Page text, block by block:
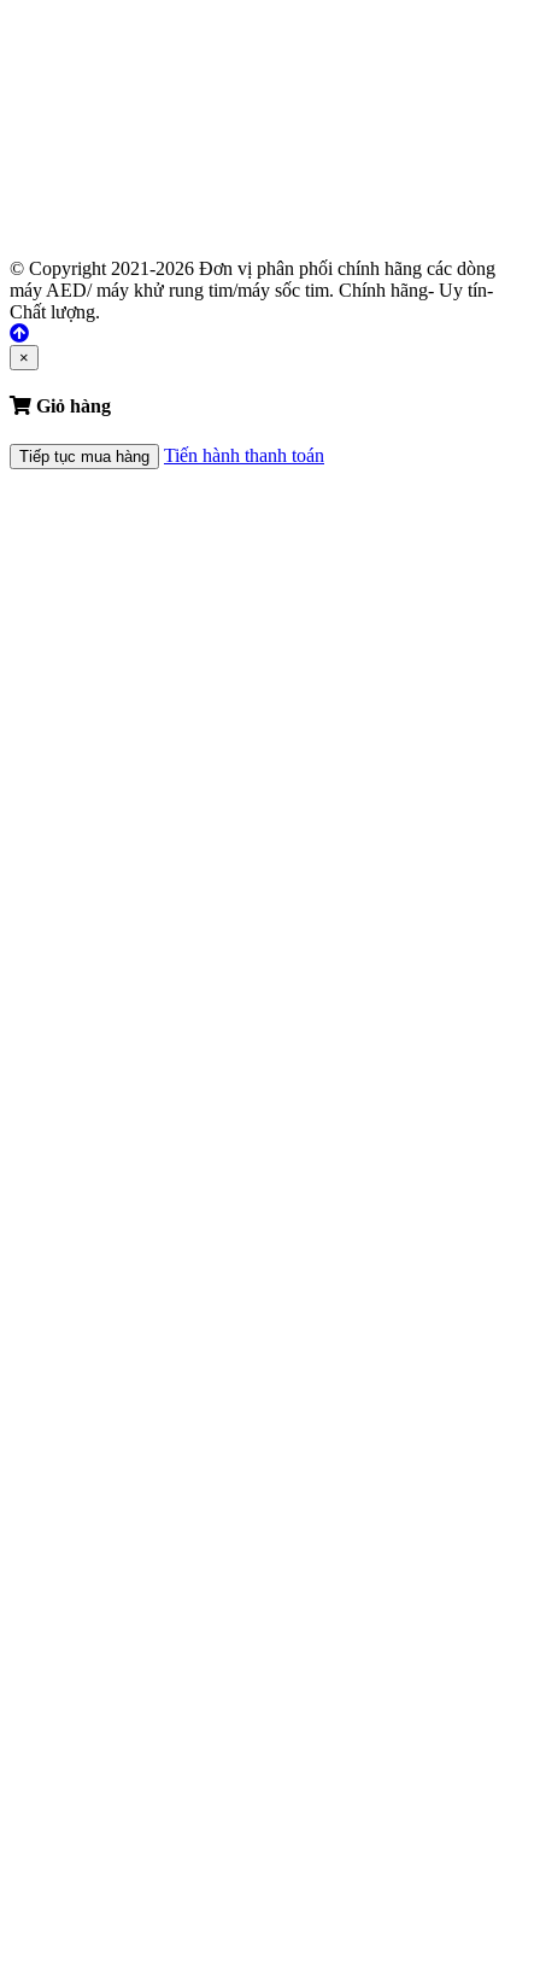
© Copyright 2021-2026 Đơn vị phân phối chính hãng các dòng
máy AED/ máy khử rung tim/máy sốc tim. Chính hãng- Uy tín-
Chất lượng.
×
Giỏ hàng
Tiếp tục mua hàng Tiến hành thanh toán